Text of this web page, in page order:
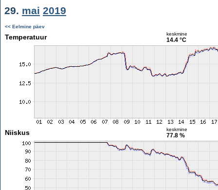
29. mai 2019
<< Eelmine päev
Temperatuur keskmine
14.4 °C
Niiskus keskmine
77.8 %